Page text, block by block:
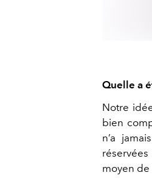
Quelle a
Notre
bien
n’a
moyen